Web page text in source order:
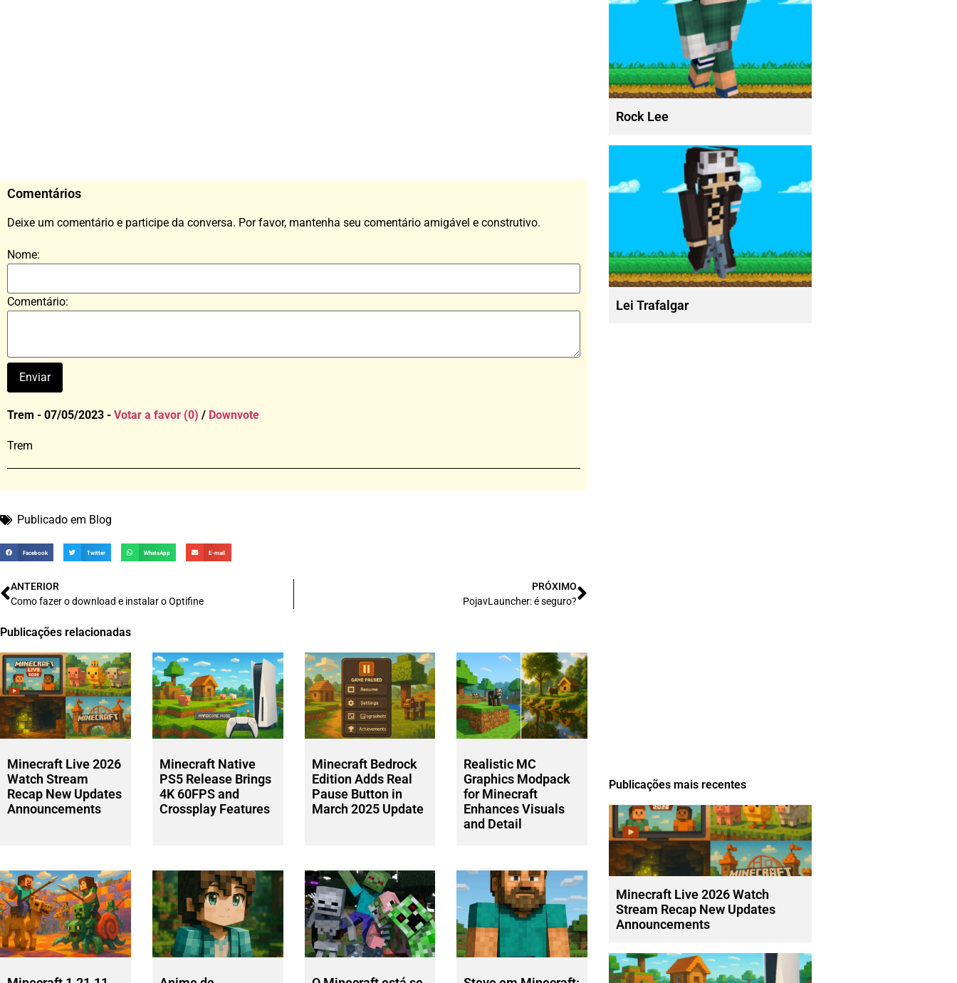
Comentários
Deixe um comentário e participe da conversa. Por favor, mantenha seu comentário amigável e construtivo.
Nome:
Comentário:
Trem - 07/05/2023 - Votar a favor (0) / Downvote
Trem
Publicado em Blog
Facebook Twitter WhatsApp E-mail
ANTERIOR
Como fazer o download e instalar o Optifine
PRÓXIMO
PojavLauncher: é seguro?
Publicações relacionadas
Minecraft Live 2026
Watch Stream
Recap New Updates
Announcements
Minecraft Native
PS5 Release Brings
4K 60FPS and
Crossplay Features
Minecraft Bedrock
Edition Adds Real
Pause Button in
March 2025 Update
Realistic MC
Graphics Modpack
for Minecraft
Enhances Visuals
and Detail
Rock Lee
Lei Trafalgar
Publicações mais recentes
Minecraft Live 2026 Watch
Stream Recap New Updates
Announcements